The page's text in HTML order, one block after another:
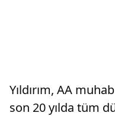
Yıldırım, AA
son 20 yılda tüm